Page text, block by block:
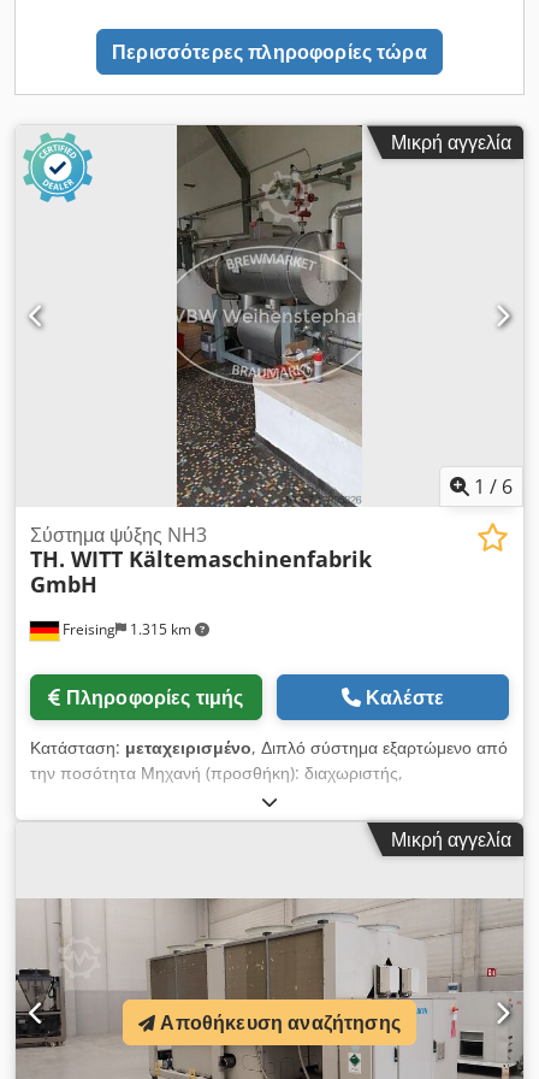
Περισσότερες πληροφορίες τώρα
Μικρή αγγελία
1 / 6
Freising 1.315 km
Σύστημα ψύξης NH3
TH. WITT Kältemaschinenfabrik
GmbH
Πληροφορίες τιμής Καλέστε
Κατάσταση: μεταχειρισμένο, Διπλό σύστημα εξαρτώμενο από
την ποσότητα Μηχανή (προσθήκη): διαχωριστής,
συμπυκνωτής και ερμάριο ελέγχου από το 2010 Crodpfx
Amevcqzrjrjf Εξοπλισμός: 1 διαχωριστής NH3, 2 ψυκτικοί
συμπιεστές, 1 συμπυκνωτής εξάτμισης, 1 πίνακας ελέγχου
Μικρή αγγελία
Αποθήκευση αναζήτησης